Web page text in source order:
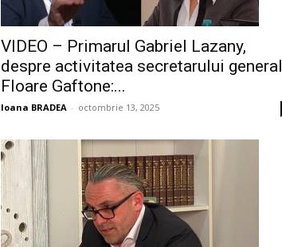
VIDEO – Primarul Gabriel Lazany,
despre activitatea secretarului general
Floare Gaftone:...
Ioana BRADEA - octombrie 13, 2025